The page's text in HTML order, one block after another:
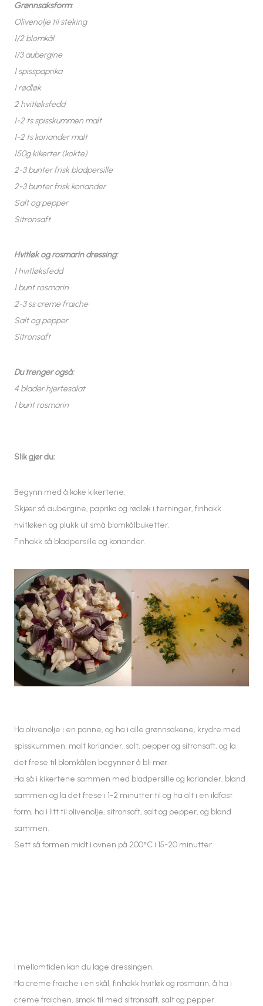
Grønnsaksform:
Olivenolje til steking
1/2 blomkål
1/3 aubergine
1 spisspaprika
1 rødløk
2 hvitløksfedd
1-2 ts spisskummen malt
1-2 ts koriander malt
150g kikerter (kokte)
2-3 bunter frisk bladpersille
2-3 bunter frisk koriander
Salt og pepper
Sitronsaft
Hvitløk og rosmarin dressing:
1 hvitløksfedd
1 bunt rosmarin
2-3 ss creme fraiche
Salt og pepper
Sitronsaft
Du trenger også:
4 blader hjertesalat
1 bunt rosmarin
Slik gjør du:
Begynn med å koke kikertene.
Skjær så aubergine, paprika og rødløk i terninger, finhakk
hvitløken og plukk ut små blomkålbuketter.
Finhakk så bladpersille og koriander.
Ha olivenolje i en panne, og ha i alle grønnsakene, krydre med
spisskummen, malt koriander, salt, pepper og sitronsaft, og la
det frese til blomkålen begynner å bli mør.
Ha så i kikertene sammen med bladpersille og koriander, bland
sammen og la det frese i 1-2 minutter til og ha alt i en ildfast
form, ha i litt til olivenolje, sitronsaft, salt og pepper, og bland
sammen.
Sett så formen midt i ovnen på 200°C i 15-20 minutter.
I mellomtiden kan du lage dressingen.
Ha creme fraiche i en skål, finhakk hvitløk og rosmarin, å ha i
creme fraichen, smak til med sitronsaft, salt og pepper.